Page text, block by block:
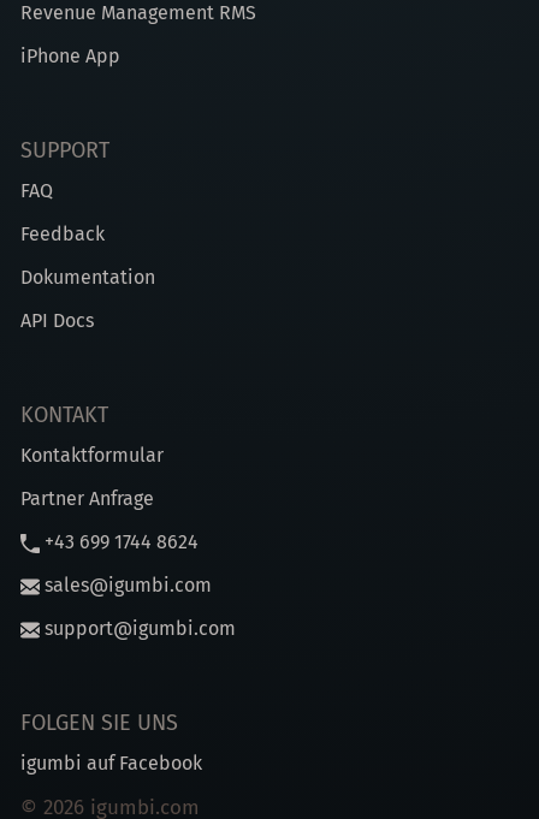
Revenue Management RMS
iPhone App
SUPPORT
FAQ
Feedback
Dokumentation
API Docs
KONTAKT
Kontaktformular
Partner Anfrage
+43 699 1744 8624
sales@igumbi.com
support@igumbi.com
FOLGEN SIE UNS
igumbi auf Facebook
© 2026 igumbi.com